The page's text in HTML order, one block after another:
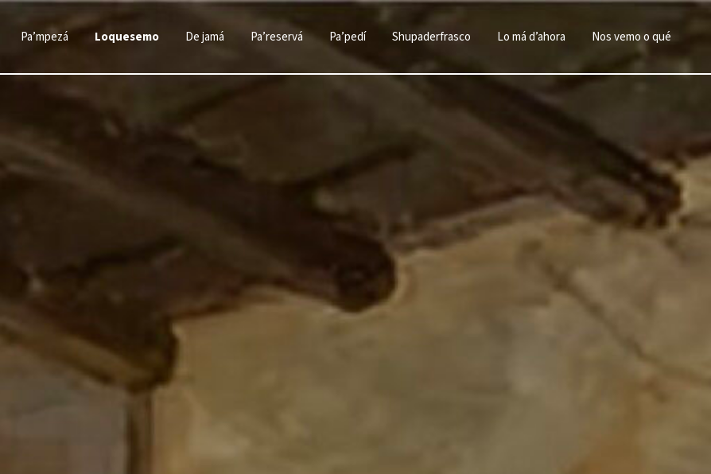
Pa’mpezá Loquesemo De jamá Pa’reservá Pa’pedí Shupaderfrasco Lo má d’ahora Nos vemo o qué